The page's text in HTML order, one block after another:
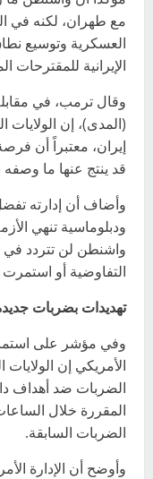
مع طهران، لكنه في
العسكرية وتوسيع
الإيرانية للمقترحات
وقال ترمب، في
(المدى)، إن
إيران، معتبراً أن
قد ينتج عنها ما وصفه
وأضاف أن إدارته
ودبلوماسية تنهي
واشنطن لن تتردد في
التفاوضية أو
تهديدات بضربات
وفي مؤشر على
الأمريكي إن الولايات
الضربات ضد أهداف
المقررة خلال
الضربات السابقة.
وأوضح أن الإدارة